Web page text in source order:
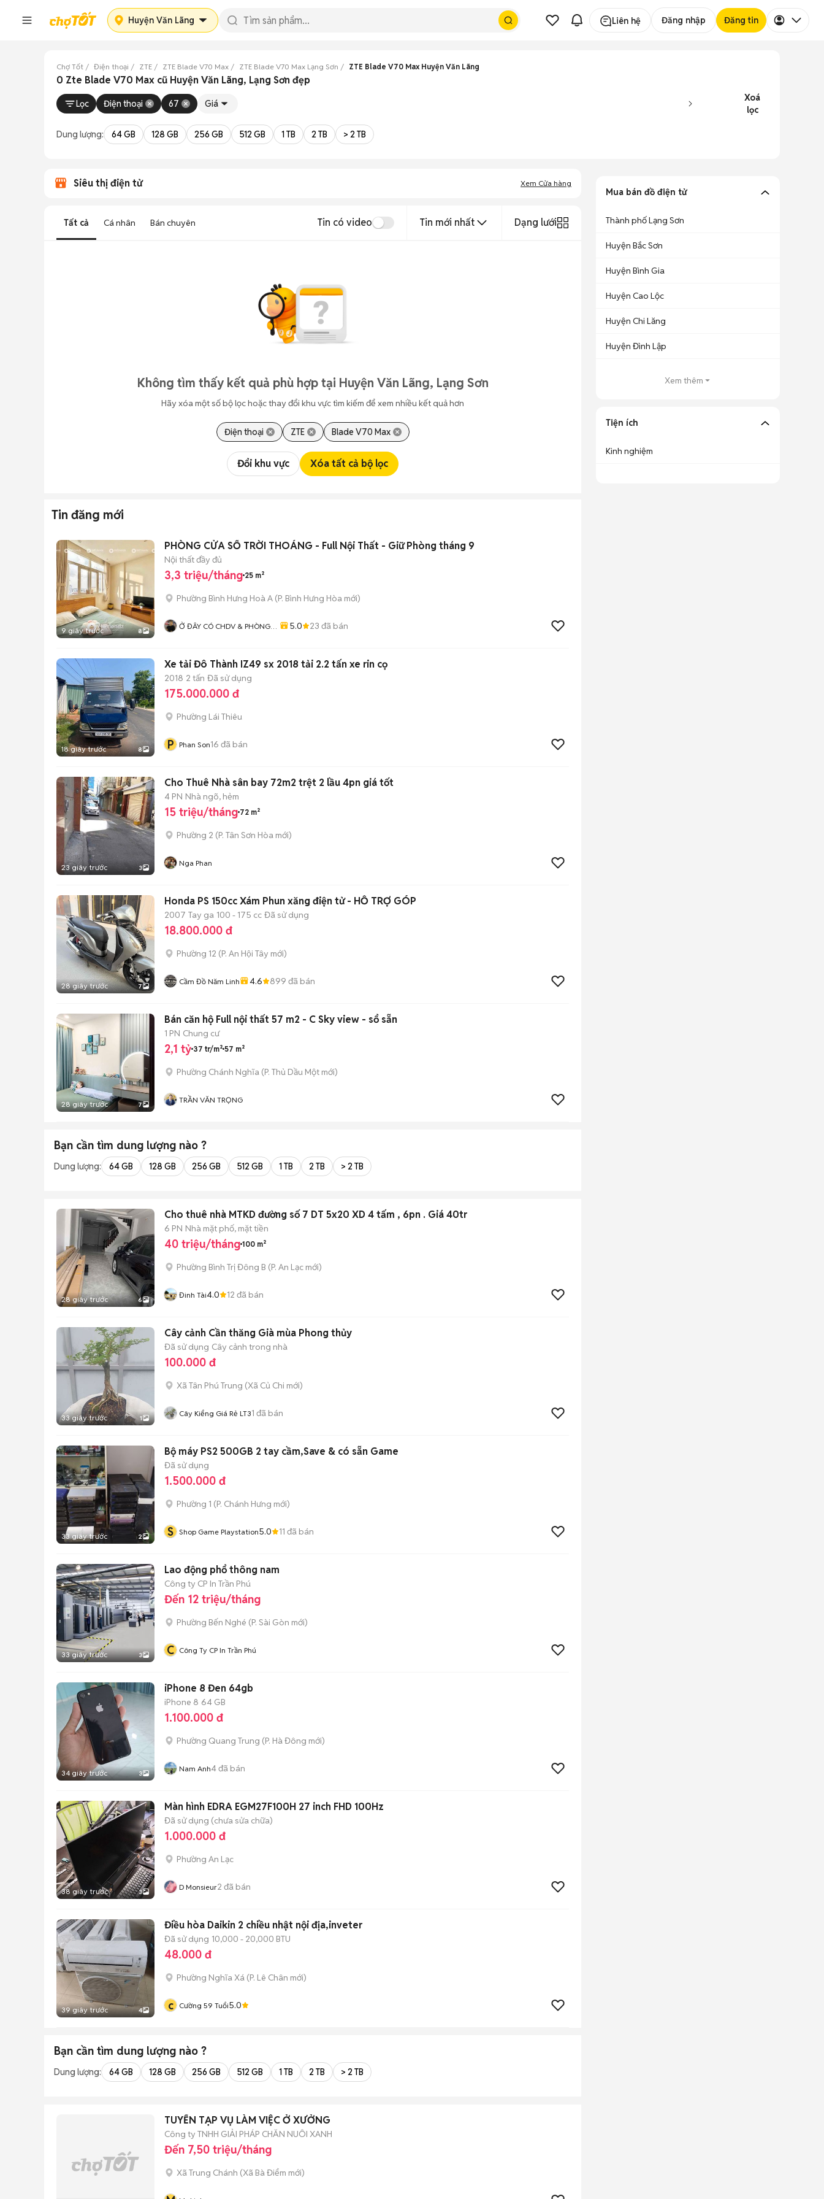
Huyện Văn Lãng Liên hệ Đăng nhập Đăng tin
Chợ Tốt Điện thoại ZTE ZTE Blade V70 Max ZTE Blade V70 Max Lạng Sơn ZTE Blade V70 Max Huyện Văn Lãng
0 Zte Blade V70 Max cũ Huyện Văn Lãng, Lạng Sơn đẹp
Lọc Điện thoại 67 Giá
Xoá
lọc
Dung lượng: 64 GB 128 GB 256 GB 512 GB 1 TB 2 TB > 2 TB
Siêu thị điện tử Xem Cửa hàng
Tất cả Cá nhân Bán chuyên Tin có video Tin mới nhất Dạng lưới
Không tìm thấy kết quả phù hợp tại Huyện Văn Lãng, Lạng Sơn
Hãy xóa một số bộ lọc hoặc thay đổi khu vực tìm kiếm để xem nhiều kết quả hơn
Điện thoại ZTE Blade V70 Max
Đổi khu vực Xóa tất cả bộ lọc
Tin đăng mới
9 giây trước 8
PHÒNG CỬA SỔ TRỜI THOÁNG - Full Nội Thất - Giữ Phòng tháng 9
Nội thất đầy đủ
3,3 triệu/tháng 25 m²
Phường Bình Hưng Hoà A (P. Bình Hưng Hòa mới)
Ở ĐÂY CÓ CHDV & PHÒNG
Trung Thực
5.0 23 đã bán
18 giây trước 8
Xe tải Đô Thành IZ49 sx 2018 tải 2.2 tấn xe rin cọ
2018 2 tấn Đã sử dụng
175.000.000 đ
Phường Lái Thiêu
P Phan Son16 đã bán
23 giây trước 3
Cho Thuê Nhà sân bay 72m2 trệt 2 lầu 4pn giá tốt
4 PN Nhà ngõ, hẻm
15 triệu/tháng 72 m²
Phường 2 (P. Tân Sơn Hòa mới)
Nga Phan
28 giây trước 7
Honda PS 150cc Xám Phun xăng điện tử - HỖ TRỢ GÓP
2007 Tay ga 100 - 175 cc Đã sử dụng
18.800.000 đ
Phường 12 (P. An Hội Tây mới)
Cầm Đồ Năm Linh 4.6 899 đã bán
28 giây trước 7
Bán căn hộ Full nội thất 57 m2 - C Sky view - sổ sẵn
1 PN Chung cư
2,1 tỷ 37 tr/m² 57 m²
Phường Chánh Nghĩa (P. Thủ Dầu Một mới)
TRẦN VĂN TRỌNG
Bạn cần tìm dung lượng nào ?
Dung lượng: 64 GB 128 GB 256 GB 512 GB 1 TB 2 TB > 2 TB
28 giây trước 6
Cho thuê nhà MTKD đường số 7 DT 5x20 XD 4 tấm , 6pn . Giá 40tr
6 PN Nhà mặt phố, mặt tiền
40 triệu/tháng 100 m²
Phường Bình Trị Đông B (P. An Lạc mới)
Đinh Tài4.0 12 đã bán
33 giây trước 1
Cây cảnh Cần thăng Già mùa Phong thủy
Đã sử dụng Cây cảnh trong nhà
100.000 đ
Xã Tân Phú Trung (Xã Củ Chi mới)
Cây Kiểng Giá Rẻ LT31 đã bán
33 giây trước 2
Bộ máy PS2 500GB 2 tay cầm,Save & có sẵn Game
Đã sử dụng
1.500.000 đ
Phường 1 (P. Chánh Hưng mới)
S Shop Game Playstation5.0 11 đã bán
33 giây trước 3
Lao động phổ thông nam
Công ty CP In Trần Phú
Đến 12 triệu/tháng
Phường Bến Nghé (P. Sài Gòn mới)
C Công Ty CP In Trần Phú
34 giây trước 3
iPhone 8 Đen 64gb
iPhone 8 64 GB
1.100.000 đ
Phường Quang Trung (P. Hà Đông mới)
Nam Anh4đã bán
38 giây trước 3
Màn hình EDRA EGM27F100H 27 inch FHD 100Hz
Đã sử dụng (chưa sửa chữa)
1.000.000 đ
Phường An Lạc
D Monsieur2 đã bán
39 giây trước 4
Điều hòa Daikin 2 chiều nhật nội địa,inveter
Đã sử dụng 10,000 - 20,000 BTU
48.000 đ
Phường Nghĩa Xá (P. Lê Chân mới)
c Cường 59 Tuổi5.0
Bạn cần tìm dung lượng nào ?
Dung lượng: 64 GB 128 GB 256 GB 512 GB 1 TB 2 TB > 2 TB
TUYỂN TẠP VỤ LÀM VIỆC Ở XƯỞNG
Công ty TNHH GIẢI PHÁP CHĂN NUÔI XANH
Đến 7,50 triệu/tháng
Xã Trung Chánh (Xã Bà Điểm mới)
Mua bán đồ điện tử
Thành phố Lạng Sơn
Huyện Bắc Sơn
Huyện Bình Gia
Huyện Cao Lộc
Huyện Chi Lăng
Huyện Đình Lập
Xem thêm
Tiện ích
Kinh nghiệm